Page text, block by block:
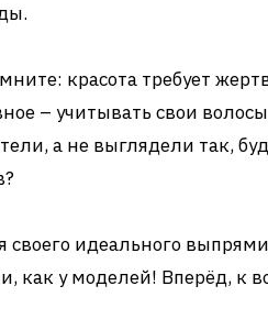
красота требует
– учитывать свои
а не выглядели так,
своего идеального
как у моделей! Вперёд, к